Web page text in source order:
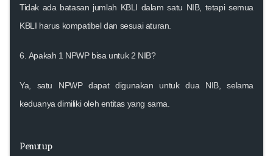
Tidak ada batasan jumlah KBLI dalam satu NIB, tetapi semua
KBLI harus kompatibel dan sesuai aturan.
6. Apakah 1 NPWP bisa untuk 2 NIB?
Ya, satu NPWP dapat digunakan untuk dua NIB, selama
keduanya dimiliki oleh entitas yang sama.
Penutup